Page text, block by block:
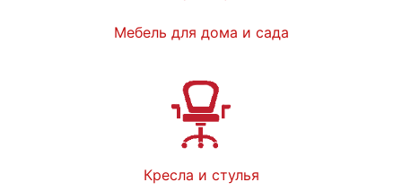
Мебель для дома и сада
Кресла и стулья